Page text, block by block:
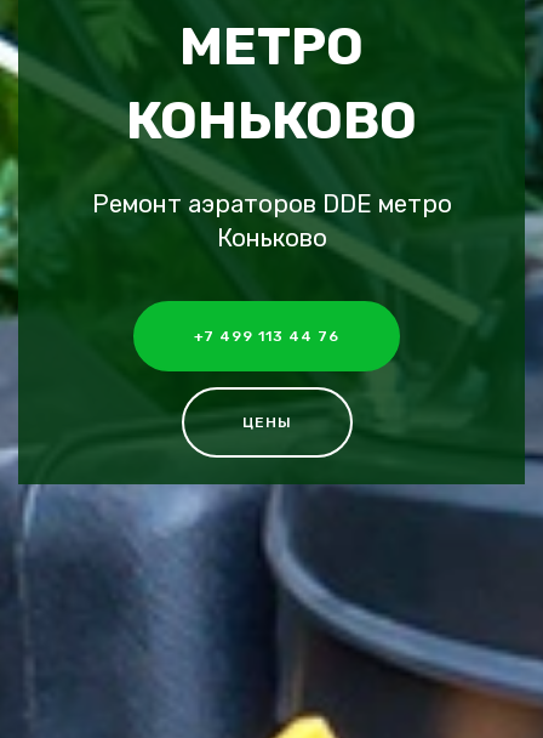
МЕТРО
КОНЬКОВО
Ремонт аэраторов DDE метро
Коньково
+7 499 113 44 76
ЦЕНЫ